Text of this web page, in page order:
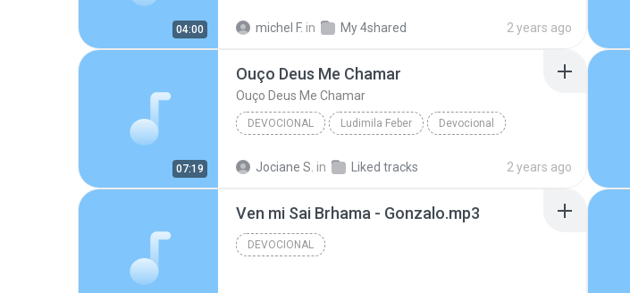
04:00 michel F. in My 4shared 2 years ago
07:19
Ouço Deus Me Chamar
Ouço Deus Me Chamar
DEVOCIONAL Ludimila Feber Devocional
Jociane S. in Liked tracks 2 years ago
Ven mi Sai Brhama - Gonzalo.mp3
DEVOCIONAL